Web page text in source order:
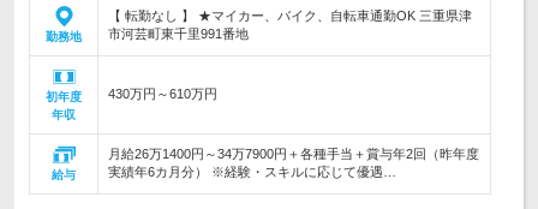
勤務地
【 転勤なし 】 ★マイカー、バイク、自転車通勤OK 三重県津
市河芸町東千里991番地
初年度
年収
430万円～610万円
給与
月給26万1400円～34万7900円＋各種手当＋賞与年2回（昨年度
実績年6カ月分） ※経験・スキルに応じて優遇…